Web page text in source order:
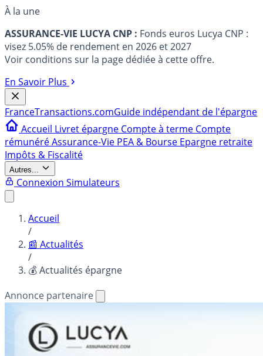
À la une
ASSURANCE-VIE LUCYA CNP : Fonds euros Lucya CNP :
visez 5.05% de rendement en 2026 et 2027
Voir conditions sur la page dédiée à cette offre.
En Savoir Plus
FranceTransactions.comGuide indépendant de l'épargne
Accueil Livret épargne Compte à terme Compte
rémunéréAssurance-Vie PEA & Bourse Epargne retraite
Impôts & Fiscalité
Autres...
Connexion Simulateurs
Accueil
/
📰 Actualités
/
💰 Actualités épargne
Annonce partenaire